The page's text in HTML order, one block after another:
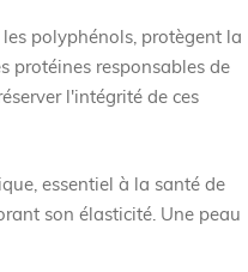
polyphénols, protègent la
protéines responsables de
l'intégrité de ces
essentiel à la santé de
son élasticité. Une peau